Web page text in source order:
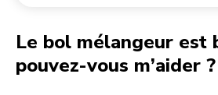
Le bol mélangeur est
pouvez-vous m’aider ?